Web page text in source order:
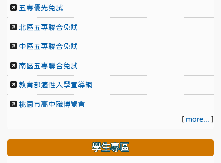
五專優先免試
北區五專聯合免試
中區五專聯合免試
南區五專聯合免試
教育部適性入學宣導網
桃園市高中職博覽會
[ more... ]
學生專區